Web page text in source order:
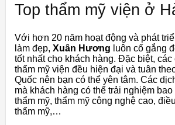
Top thẩm mỹ viện ở
Với hơn 20 năm hoạt động và phát
làm đẹp, Xuân Hương luôn cố gắng
tốt nhất cho khách hàng. Đặc biệt, các
thẩm mỹ viện đều hiện đại và tuân
Quốc nên bạn có thể yên tâm. Các
mà khách hàng có thể trải nghiệm
thẩm mỹ, thẩm mỹ công nghệ cao,
thẩm mỹ,…